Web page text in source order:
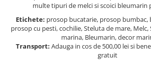
multe tipuri de melci si scoici bleumarin
Etichete: prosop bucatarie, prosop bumbac,
prosop cu pesti, cochilie, Steluta de mare, Melc,
marina, Bleumarin, decor
Transport: Adauga in cos de 500,00 lei si
gratuit